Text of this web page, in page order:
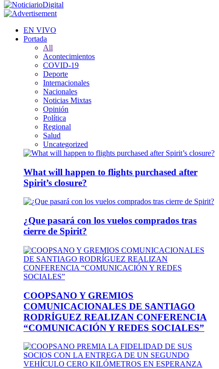
EN VIVO
Portada
All
Acontecimientos
COVID-19
Deporte
Internacionales
Nacionales
Noticias Mixtas
Opinión
Política
Regional
Salud
Uncategorized
What will happen to flights purchased after
Spirit’s closure?
¿Que pasará con los vuelos comprados tras
cierre de Spirit?
COOPSANO Y GREMIOS
COMUNICACIONALES DE SANTIAGO
RODRÍGUEZ REALIZAN CONFERENCIA
“COMUNICACIÓN Y REDES SOCIALES”